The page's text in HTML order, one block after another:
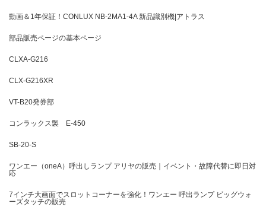
動画＆1年保証！CONLUX NB-2MA1-4A 新品識別機|アトラス
部品販売ページの基本ページ
CLXA-G216
CLX-G216XR
VT-B20発券部
コンラックス製 E-450
SB-20-S
ワンエー（oneA）呼出しランプ アリヤの販売｜イベント・故障代替に即日対
応
7インチ大画面でスロットコーナーを強化！ワンエー 呼出ランプ ビッグウォ
ーズタッチの販売